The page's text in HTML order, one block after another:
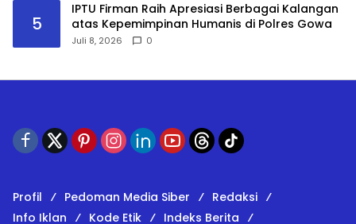
5
IPTU Firman Raih Apresiasi Berbagai Kalangan
atas Kepemimpinan Humanis di Polres Gowa
Juli 8, 2026 0
Profil Pedoman Media Siber
Redaksi
Info Iklan
Kode Etik Indeks Berita